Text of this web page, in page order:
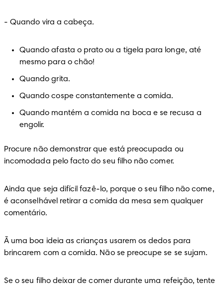
- Quando vira a cabeça.
Quando afasta o prato ou a tigela para longe, até
mesmo para o chão!
Quando grita.
Quando cospe constantemente a comida.
Quando mantém a comida na boca e se recusa a
engolir.
Procure não demonstrar que está preocupada ou
incomodada pelo facto do seu filho não comer.
Ainda que seja difícil fazê-lo, porque o seu filho não come,
é aconselhável retirar a comida da mesa sem qualquer
comentário.
Ã uma boa ideia as crianças usarem os dedos para
brincarem com a comida. Não se preocupe se se sujam.
Se o seu filho deixar de comer durante uma refeição, tente